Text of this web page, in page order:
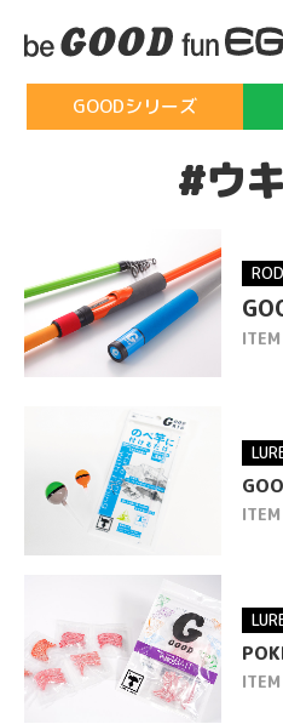
GOODシリーズ
GOOD
TSURI
#ウ
ROD
ITEM
ITEM
ITEM